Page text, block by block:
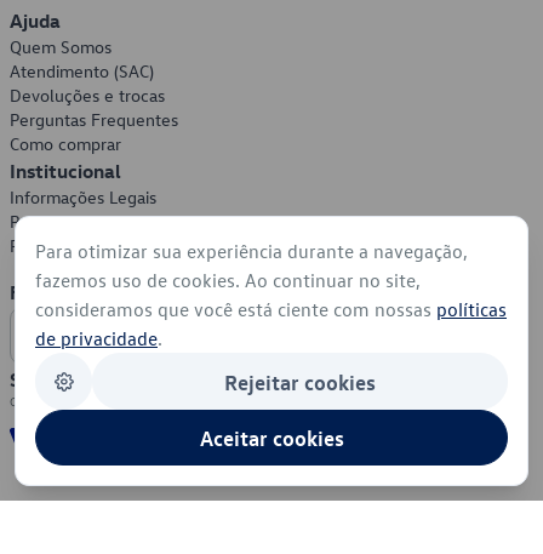
Ajuda
Quem Somos
Atendimento (SAC)
Devoluções e trocas
Perguntas Frequentes
Como comprar
Institucional
Informações Legais
Política de Privacidade
Política de Cookies
Formas de Pagamento
Segurança
Para otimizar sua experiência durante a navegação,
fazemos uso de cookies. Ao continuar no site,
consideramos que você está ciente com nossas políticas
de privacidade.
Rejeitar cookies
Aceitar cookies